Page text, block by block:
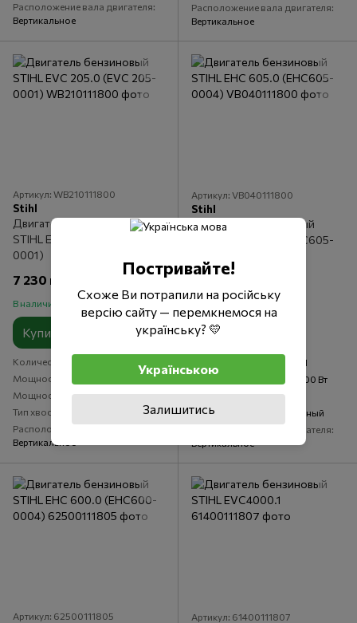
Расположение вала двигателя
Вертикальное
Расположение вала двигателя
Вертикальное
Артикул: WB210111800
Stihl
Двигатель бензиновый
STIHL EVC 205.0 (EVC 205-
0001)
7 230 грн
В наличии
Купить
Количество цилиндров
Мощность двигателя
Мощность
2.9 л.с.
Тип хвостовика
Шпоночный
Расположение вала двигателя
Вертикальное
Артикул: VB040111800
Stihl
Двигатель бензиновый
STIHL EHC 605.0 (EHC605-
В наличии
Купить
1
4400 Вт
Мощность 6 л. с.
Тип хвостовика
Шпоночный
Расположение вала двигателя
Вертикальное
Артикул: 62500111805 Артикул: 61400111807
Постривайте!
Схоже Ви потрапили на російську
версію сайту — перемкнемося на
українську? 💛
Українською
Залишитись